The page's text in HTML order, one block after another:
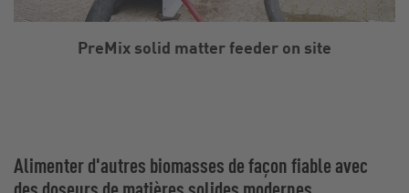
PreMix solid matter feeder on site
Alimenter d'autres biomasses de façon fiable avec